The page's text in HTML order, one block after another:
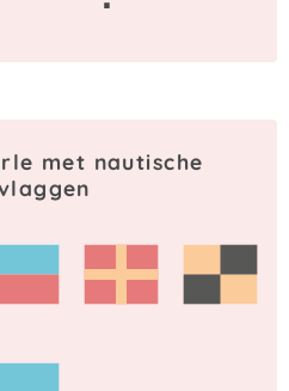
met nautische